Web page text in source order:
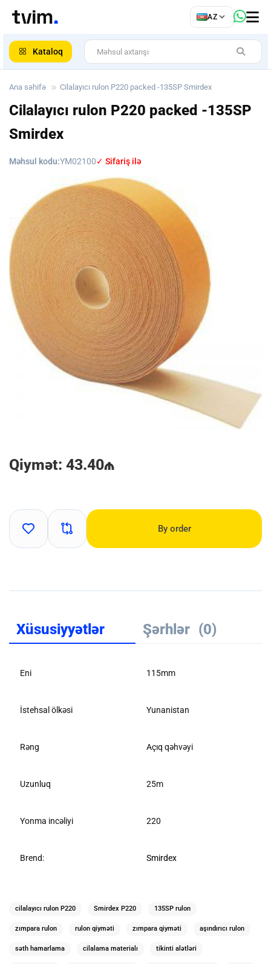
AZ
Kataloq
Ana səhifə Cilalayıcı rulon P220 packed -135SP Smirdex
Cilalayıcı rulon P220 packed -135SP
Smirdex
Məhsul kodu:YM02100✓ Sifariş ilə
Qiymət: 43.40₼
By order
Xüsusiyyətlər Şərhlər (0)
Eni 115mm
İstehsal ölkəsi Yunanistan
Rəng Açıq qəhvəyi
Uzunluq 25m
Yonma incəliyi 220
Brend: Smirdex
cilalayıcı rulon P220 Smirdex P220 135SP rulon
zımpara rulon rulon qiyməti zımpara qiyməti aşındırıcı rulon
səth hamarlama cilalama materialı tikinti alətləri